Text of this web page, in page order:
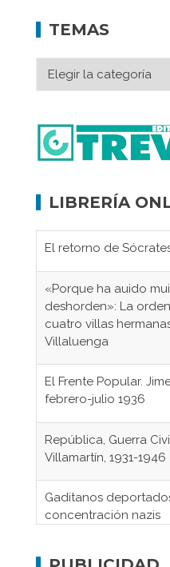
TEMAS
LIBRERÍA
El retorno de
«Porque ha auido
deshorden»: La
cuatro villas
Villaluenga
El Frente Popular.
febrero-julio 1936
República, Guerra
Villamartín, 1931-1946
Gaditanos
concentración nazis